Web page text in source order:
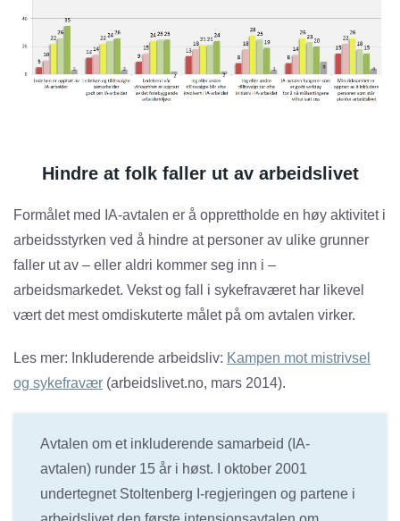
Hindre at folk faller ut av arbeidslivet
Formålet med IA-avtalen er å opprettholde en høy aktivitet i
arbeidsstyrken ved å hindre at personer av ulike grunner
faller ut av – eller aldri kommer seg inn i –
arbeidsmarkedet. Vekst og fall i sykefraværet har likevel
vært det mest omdiskuterte målet på om avtalen virker.
Les mer: Inkluderende arbeidsliv: Kampen mot mistrivsel
og sykefravær (arbeidslivet.no, mars 2014).
Avtalen om et inkluderende samarbeid (IA-
avtalen) runder 15 år i høst. I oktober 2001
undertegnet Stoltenberg I-regjeringen og partene i